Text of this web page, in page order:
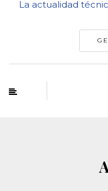
La actualidad